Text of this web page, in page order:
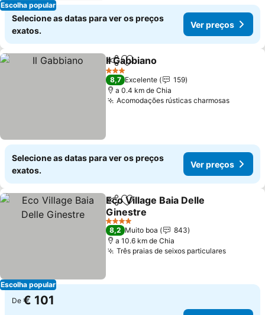
Escolha popular
Selecione as datas para ver os preços
exatos.
Ver preços
PartilharAdicionar aos favoritos
Il Gabbiano
3 Estrelas
8,7 Excelente
159
a 0.4 km de Chia
Acomodações rústicas charmosas
Selecione as datas para ver os preços
exatos.
Ver preços
Escolha popular
PartilharAdicionar aos favoritos
Eco Village Baia Delle
Ginestre
4 Estrelas
8,2 Muito boa
843
a 10.6 km de Chia
Três praias de seixos particulares
De € 101